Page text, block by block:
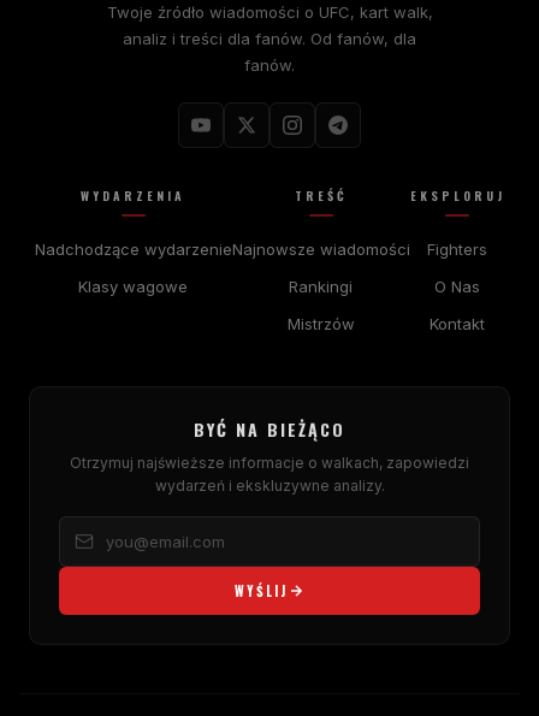
Twoje źródło wiadomości o UFC, kart walk,
analiz i treści dla fanów. Od fanów, dla
fanów.
WYDARZENIA
Nadchodzące wydarzenie
Klasy wagowe
TREŚĆ
Najnowsze wiadomości
Rankingi
Mistrzów
EKSPLORUJ
Fighters
O Nas
Kontakt
BYĆ NA BIEŻĄCO
Otrzymuj najświeższe informacje o walkach, zapowiedzi
wydarzeń i ekskluzywne analizy.
WYŚLIJ